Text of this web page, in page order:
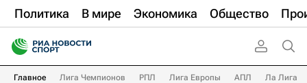
Политика В мире Экономика Общество
Главное Лига Чемпионов РПЛ Лига Европы АПЛ Ла Лига